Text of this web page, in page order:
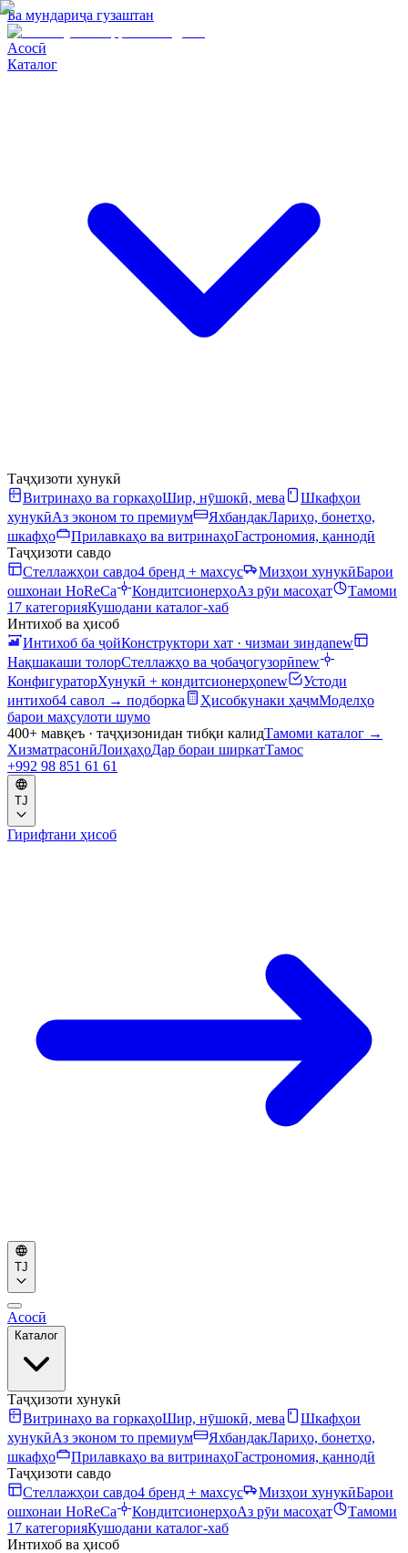
Ба мундариҷа гузаштан
Асосӣ
Каталог
Таҷҳизоти хунукӣ
Витринаҳо ва горкаҳоШир, нӯшокӣ, мева
Шкафҳои
хунукӣАз эконом то премиум ЯхбандакЛариҳо, бонетҳо,
шкафҳо
Прилавкаҳо ва витринаҳоГастрономия, қаннодӣ
Таҷҳизоти савдо
Стеллажҳои савдо4 бренд + махсус Мизҳои хунукӣБарои
ошхонаи HoReCa
КондитсионерҳоАз рӯи масоҳат
Тамоми
17 категорияКушодани каталог-хаб
Интихоб ва ҳисоб
Интихоб ба ҷойКонструктори хат · чизмаи зиндаnew
Нақшакаши толорСтеллажҳо ва ҷобаҷогузорӣnew
КонфигураторХунукӣ + кондитсионерҳоnew
Устоди
интихоб4 савол → подборка Ҳисобкунаки ҳаҷмМоделҳо
барои маҳсулоти шумо
400+ мавқеъ · таҷҳизонидан тибқи калидТамоми каталог →
ХизматрасонӣЛоиҳаҳоДар бораи ширкатТамос
+992 98 851 61 61
TJ
Гирифтани ҳисоб
TJ
Асосӣ
Каталог
Таҷҳизоти хунукӣ
Витринаҳо ва горкаҳоШир, нӯшокӣ, мева
Шкафҳои
хунукӣАз эконом то премиум ЯхбандакЛариҳо, бонетҳо,
шкафҳо
Прилавкаҳо ва витринаҳоГастрономия, қаннодӣ
Таҷҳизоти савдо
Стеллажҳои савдо4 бренд + махсус Мизҳои хунукӣБарои
ошхонаи HoReCa
КондитсионерҳоАз рӯи масоҳат
Тамоми
17 категорияКушодани каталог-хаб
Интихоб ва ҳисоб